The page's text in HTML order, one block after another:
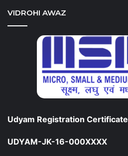
VIDROHI AWAZ
Udyam Registration Certificate
UDYAM-JK-16-000XXXX